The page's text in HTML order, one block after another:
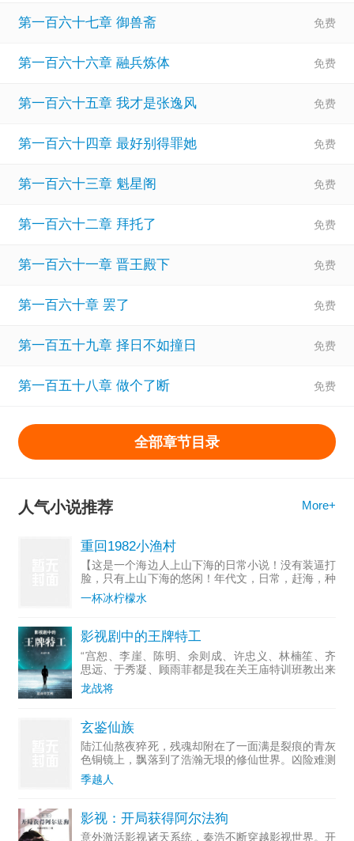
第一百六十七章 御兽斋
第一百六十六章 融兵炼体
第一百六十五章 我才是张逸风
第一百六十四章 最好别得罪她
第一百六十三章 魁星阁
第一百六十二章 拜托了
第一百六十一章 晋王殿下
第一百六十章 罢了
第一百五十九章 择日不如撞日
第一百五十八章 做个了断
全部章节目录
人气小说推荐 More+
重回1982小渔村
【这是一个海边人上山下海的日常小说！没有装逼打
脸，只有上山下海的悠闲！年代文，日常，赶海，种
田，养娃，家长里短，不喜勿入，勿喷！】叶耀东只
是睡不着觉，想着去甲板上吹吹风，尿个尿，没想到
一杯冰柠檬水
影视剧中的王牌特工
“宫恕、李崖、陈明、余则成、许忠义、林楠笙、齐
思远、于秀凝、顾雨菲都是我在关王庙特训班教出来
的学生。”“李维恭、吴敬中、郑耀先、徐百川、王天
风和我一起当过关王庙特训班的老师。”“谭忠恕和刘
龙战将
玄鉴仙族
陆江仙熬夜猝死，残魂却附在了一面满是裂痕的青灰
色铜镜上，飘落到了浩瀚无垠的修仙世界。凶险难测
的大黎山，眉尺河旁小小的村落，一个小家族拾到了
这枚镜子，于是传仙道授仙法，开启波澜壮阔的新时
季越人
影视：开局获得阿尔法狗
意外激活影视诸天系统，秦浩不断穿越影视世界。开